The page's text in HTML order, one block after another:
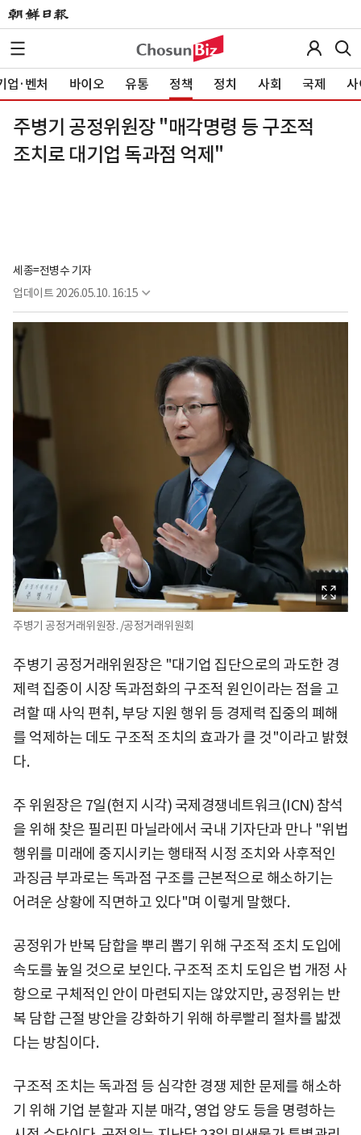
업·벤처 바이오 유통 정책 정치 사회 국제 사
주병기 공정위원장 "매각명령 등 구조적
조치로 대기업 독과점 억제"
세종=전병수 기자
업데이트 2026.05.10. 16:15
주병기 공정거래위원장. /공정거래위원회
주병기 공정거래위원장은 "대기업 집단으로의 과도한 경
제력 집중이 시장 독과점화의 구조적 원인이라는 점을 고
려할 때 사익 편취, 부당 지원 행위 등 경제력 집중의 폐해
를 억제하는 데도 구조적 조치의 효과가 클 것"이라고 밝혔
다.
주 위원장은 7일(현지 시각) 국제경쟁네트워크(ICN) 참석
을 위해 찾은 필리핀 마닐라에서 국내 기자단과 만나 "위법
행위를 미래에 중지시키는 행태적 시정 조치와 사후적인
과징금 부과로는 독과점 구조를 근본적으로 해소하기는
어려운 상황에 직면하고 있다"며 이렇게 말했다.
공정위가 반복 담합을 뿌리 뽑기 위해 구조적 조치 도입에
속도를 높일 것으로 보인다. 구조적 조치 도입은 법 개정 사
항으로 구체적인 안이 마련되지는 않았지만, 공정위는 반
복 담합 근절 방안을 강화하기 위해 하루빨리 절차를 밟겠
다는 방침이다.
구조적 조치는 독과점 등 심각한 경쟁 제한 문제를 해소하
기 위해 기업 분할과 지분 매각, 영업 양도 등을 명령하는